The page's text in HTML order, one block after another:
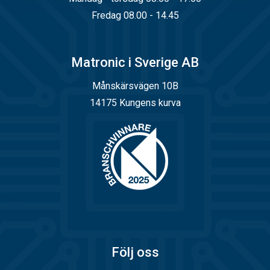
Fredag 08.00 - 14.45
Matronic i Sverige AB
Månskärsvägen 10B
14175 Kungens kurva
Följ oss